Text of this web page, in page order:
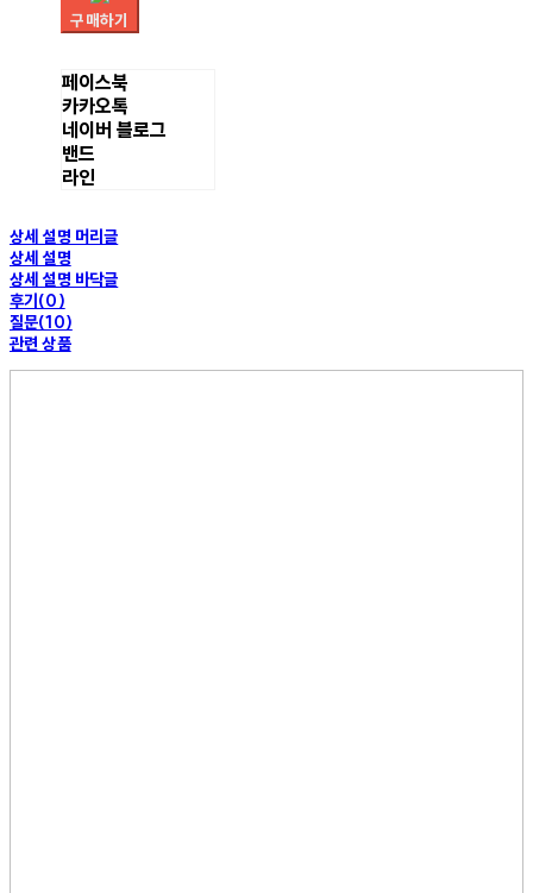
구매하기
페이스북
카카오톡
네이버 블로그
밴드
라인
상세 설명 머리글
상세 설명
상세 설명 바닥글
후기(0)
질문(10)
관련 상품